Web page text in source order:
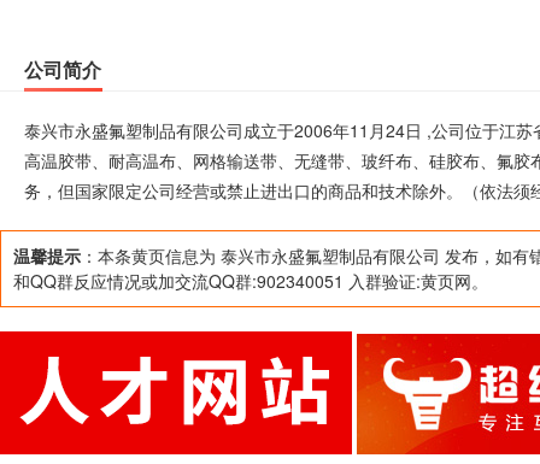
公司简介
泰兴市永盛氟塑制品有限公司成立于2006年11月24日 ,公司位于江
高温胶带、耐高温布、网格输送带、无缝带、玻纤布、硅胶布、氟
务，但国家限定公司经营或禁止进出口的商品和技术除外。（依法
温馨提示 ：本条黄页信息为 泰兴市永盛氟塑制品有限公司 发布，如有
和QQ群反应情况或加交流QQ群:902340051 入群验证:黄页网。